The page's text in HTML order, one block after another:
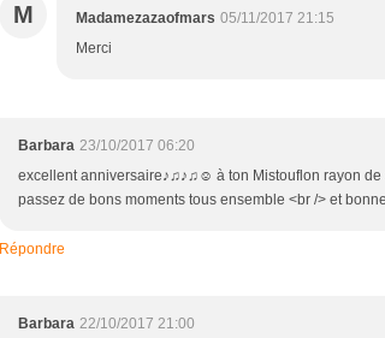
M Madamezazaofmars 05/11/2017 21:15
Merci
Barbara 23/10/2017 06:20
excellent anniversaire♪♫♪♫☺ à ton Mistouflon rayon
passez de bons moments tous ensemble <br /> et
Répondre
Barbara 22/10/2017 21:00